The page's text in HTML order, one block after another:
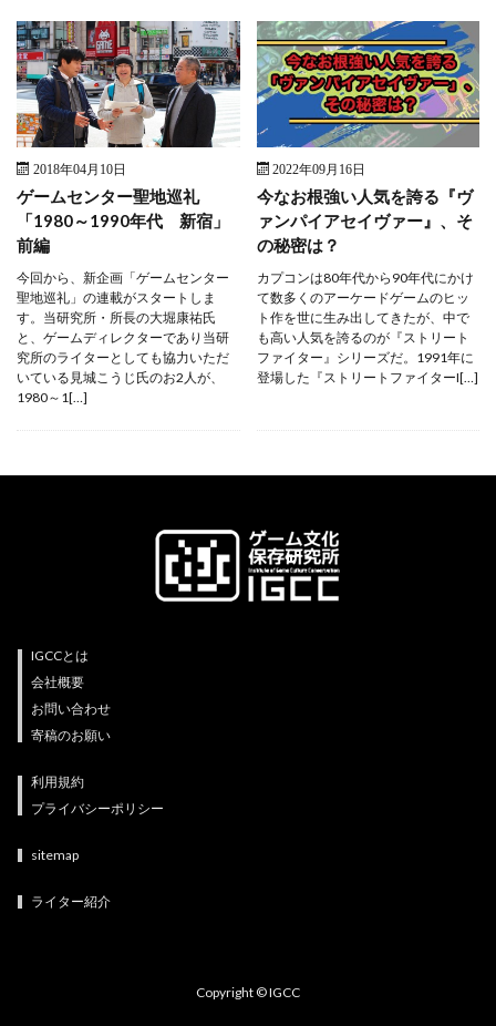
2018年04月10日
ゲームセンター聖地巡礼
「1980～1990年代 新宿」
前編
今回から、新企画「ゲームセンター
聖地巡礼」の連載がスタートしま
す。当研究所・所長の大堀康祐氏
と、ゲームディレクターであり当研
究所のライターとしても協力いただ
いている見城こうじ氏のお2人が、
1980～1[…]
2022年09月16日
今なお根強い人気を誇る『ヴ
ァンパイアセイヴァー』、そ
の秘密は？
カプコンは80年代から90年代にかけ
て数多くのアーケードゲームのヒッ
ト作を世に生み出してきたが、中で
も高い人気を誇るのが『ストリート
ファイター』シリーズだ。1991年に
登場した『ストリートファイターI[…]
IGCCとは
会社概要
お問い合わせ
寄稿のお願い
利用規約
プライバシーポリシー
sitemap
ライター紹介
Copyright © IGCC